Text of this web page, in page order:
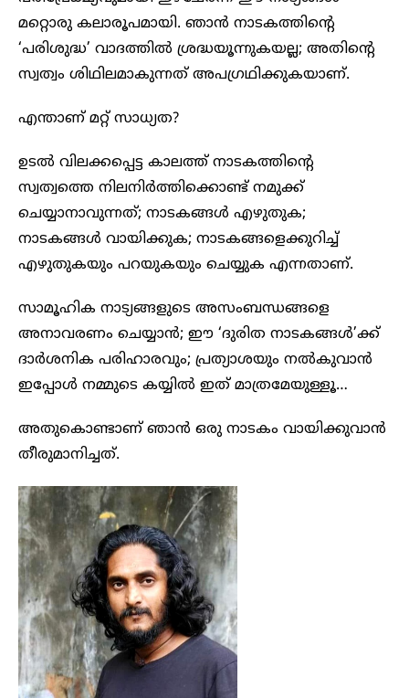
മറ്റൊരു കലാരൂപമായി. ഞാൻ നാടകത്തിന്റെ
‘പരിശുദ്ധ’ വാദത്തിൽ ശ്രദ്ധയൂന്നുകയല്ല; അതിന്റെ
സ്വത്വം ശിഥിലമാകുന്നത് അപഗ്രഥിക്കുകയാണ്.
എന്താണ് മറ്റ് സാധ്യത?
ഉടൽ വിലക്കപ്പെട്ട കാലത്ത് നാടകത്തിന്റെ
സ്വത്വത്തെ നിലനിർത്തിക്കൊണ്ട് നമുക്ക്
ചെയ്യാനാവുന്നത്; നാടകങ്ങൾ എഴുതുക;
നാടകങ്ങൾ വായിക്കുക; നാടകങ്ങളെക്കുറിച്ച്
എഴുതുകയും പറയുകയും ചെയ്യുക എന്നതാണ്.
സാമൂഹിക നാട്യങ്ങളുടെ അസംബന്ധങ്ങളെ
അനാവരണം ചെയ്യാൻ; ഈ ‘ദുരിത നാടകങ്ങൾ’ക്ക്
ദാർശനിക പരിഹാരവും; പ്രത്യാശയും നൽകുവാൻ
ഇപ്പോൾ നമ്മുടെ കയ്യിൽ ഇത് മാത്രമേയുള്ളൂ…
അതുകൊണ്ടാണ് ഞാൻ ഒരു നാടകം വായിക്കുവാൻ
തീരുമാനിച്ചത്.